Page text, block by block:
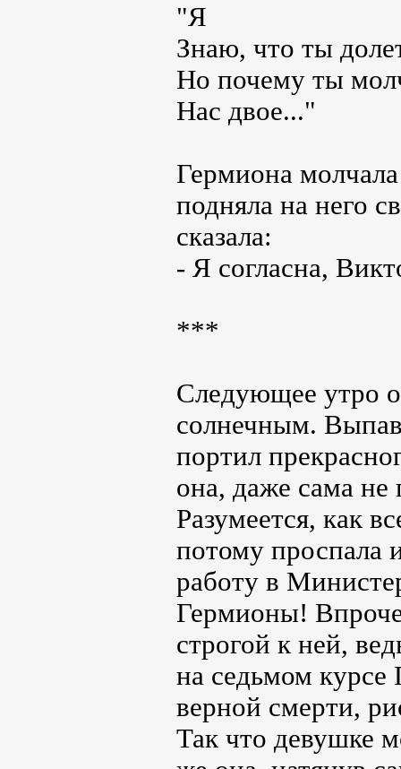
"Я
Знаю, что ты
Но почему ты
Нас двое..."
Гермиона
подняла на него
сказала:
- Я согласна,
***
Следующее утро
солнечным.
портил
она, даже сама не
Разумеется, как
потому проспала
работу в
Гермионы!
строгой к ней,
на седьмом
верной смерти,
Так что девушке